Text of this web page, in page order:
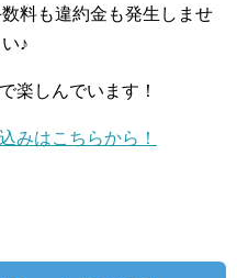
料も違約金も発生しませ
♪
楽しんでいます！
みはこちらから！